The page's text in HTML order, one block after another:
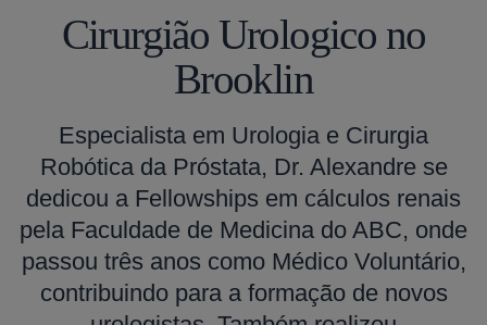
Cirurgião Urologico no
Brooklin
Especialista em Urologia e Cirurgia
Robótica da Próstata, Dr. Alexandre se
dedicou a Fellowships em cálculos renais
pela Faculdade de Medicina do ABC, onde
passou três anos como Médico Voluntário,
contribuindo para a formação de novos